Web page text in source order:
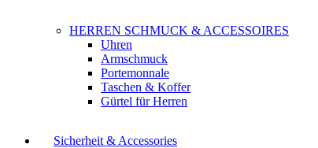
HERREN SCHMUCK & ACCESSOIRES
Uhren
Armschmuck
Portemonnale
Taschen & Koffer
Gürtel für Herren
Sicherheit & Accessories